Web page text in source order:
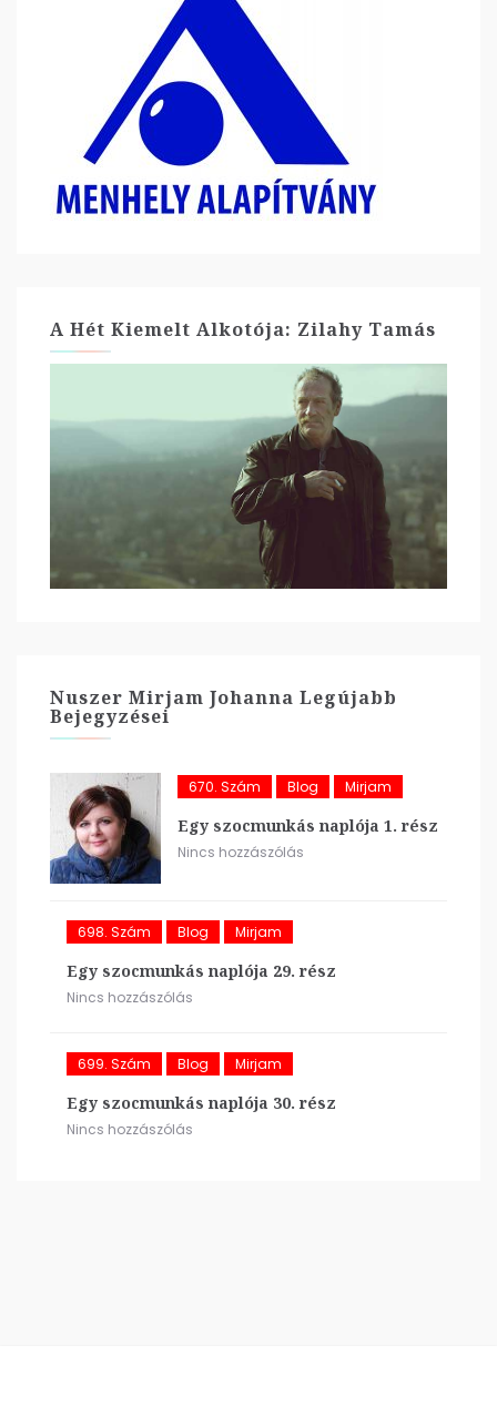
A Hét Kiemelt Alkotója: Zilahy Tamás
Nuszer Mirjam Johanna Legújabb
Bejegyzései
670. Szám Blog Mirjam
Egy szocmunkás naplója 1. rész
Nincs hozzászólás
698. Szám Blog Mirjam
Egy szocmunkás naplója 29. rész
Nincs hozzászólás
699. Szám Blog Mirjam
Egy szocmunkás naplója 30. rész
Nincs hozzászólás